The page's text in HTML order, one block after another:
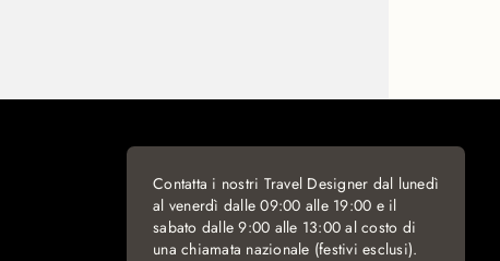
Contatta i nostri Travel Designer dal lunedì
al venerdì dalle 09:00 alle 19:00 e il
sabato dalle 9:00 alle 13:00 al costo di
una chiamata nazionale (festivi esclusi).